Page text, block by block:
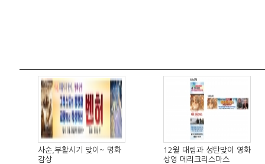
사순,부활시기 맞이~ 명화
감상
12월 대림과 성탄맞이 영화
상영 메리크리스마스